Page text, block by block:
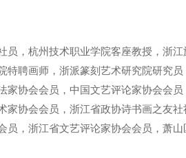
员，杭州技术职业学院客座教授，浙
特聘画师，浙派篆刻艺术研究院研究
家协会会员，中国文艺评论家协会会
家协会会员，浙江省政协诗书画之友
员，浙江省文艺评论家协会会员，萧